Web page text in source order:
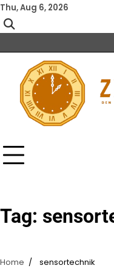
Skip
to
content
Thu, Aug 6, 2026
Tag:
Home sensortechnik